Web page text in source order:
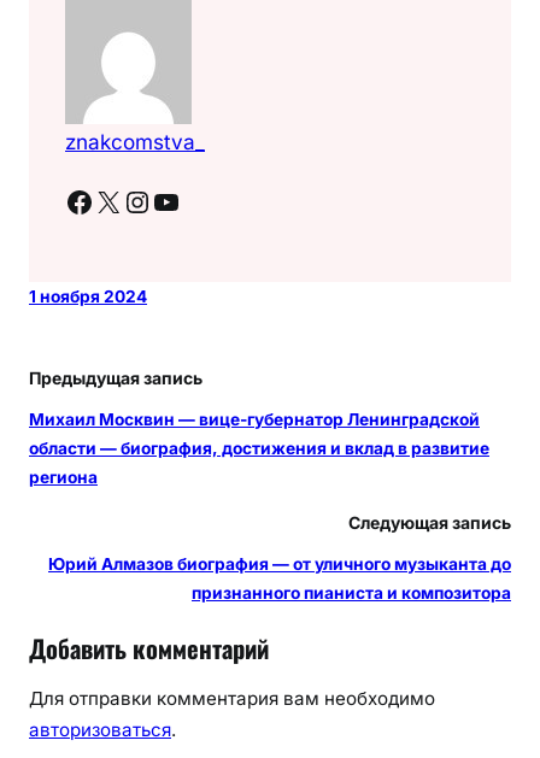
znakcomstva_
Facebook X Instagram YouTube
1 ноября 2024
Предыдущая запись
Михаил Москвин — вице-губернатор Ленинградской
области — биография, достижения и вклад в развитие
региона
Следующая запись
Юрий Алмазов биография — от уличного музыканта до
признанного пианиста и композитора
Добавить комментарий
Для отправки комментария вам необходимо
авторизоваться.